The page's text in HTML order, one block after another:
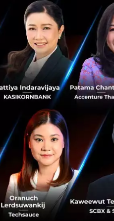
ปที่การเชื่อมปฏิสัมพันธ์ผ่านก
ในการช่วยผู้คนเริ่มต้นการส